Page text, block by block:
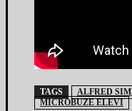
TAGS ALFRED
MICROBUZE ELEVI